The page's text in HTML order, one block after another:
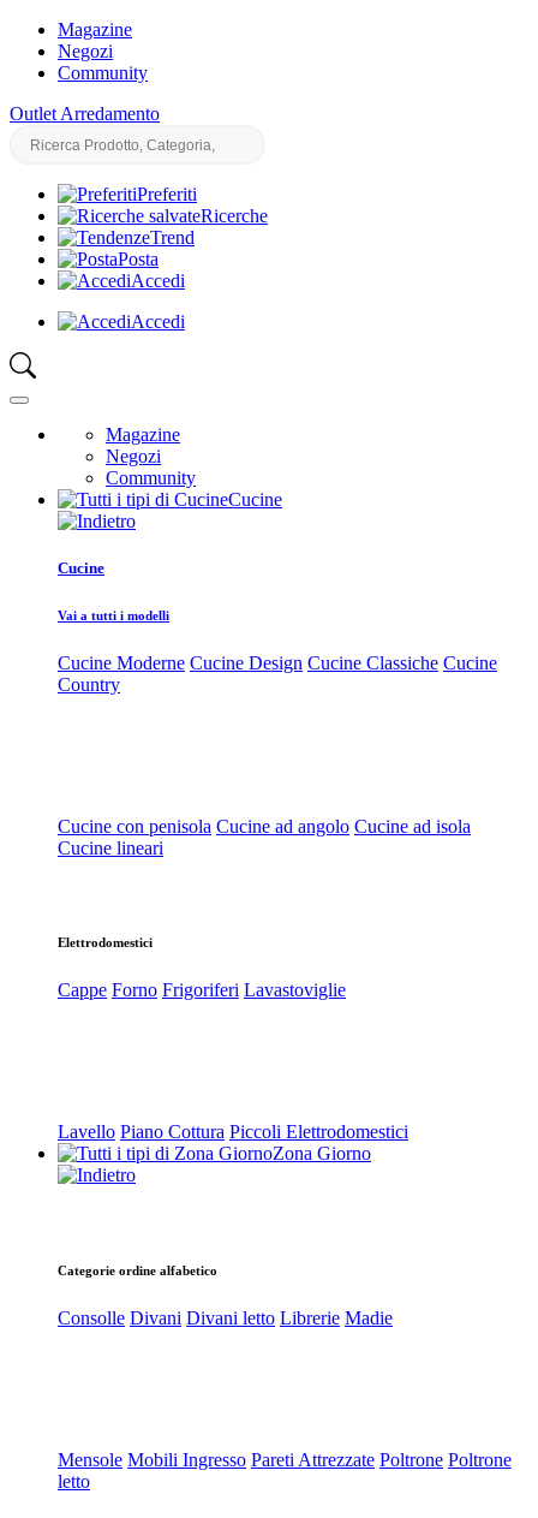
Magazine
Negozi
Community
Outlet Arredamento
Preferiti
Ricerche
Trend
Posta
Accedi
Accedi
Magazine
Negozi
Community
Cucine
Cucine
Vai a tutti i modelli
Cucine Moderne Cucine Design Cucine Classiche Cucine
Country
Cucine con penisola Cucine ad angolo Cucine ad isola
Cucine lineari
Elettrodomestici
Cappe Forno Frigoriferi Lavastoviglie
Lavello Piano Cottura Piccoli Elettrodomestici
Zona Giorno
Categorie ordine alfabetico
Consolle Divani Divani letto Librerie Madie
Mensole Mobili Ingresso Pareti Attrezzate Poltrone Poltrone
letto